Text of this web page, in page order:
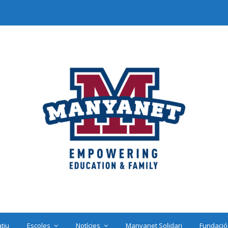
Escoles Notícies Manyanet Solidari Fundació